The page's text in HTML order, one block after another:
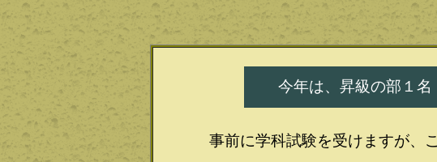
今年は、昇級の部１
事前に学科試験を受けますが、